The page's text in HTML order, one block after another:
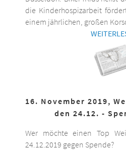
die Kinderhospizarbeit
einem jährlichen, großen
16. November 2019,
den 24.12. -
Wer möchte einen Top
24.12.2019 gegen Spende?